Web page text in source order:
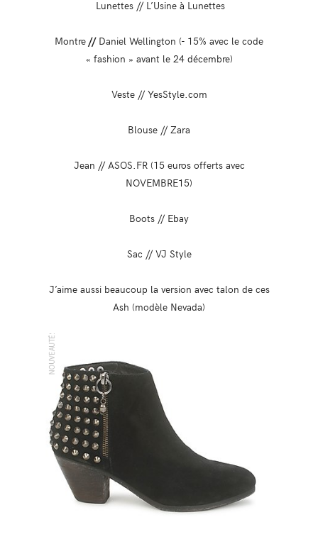
Lunettes // L’Usine à Lunettes
Montre // Daniel Wellington (- 15% avec le code
« fashion » avant le 24 décembre)
Veste // YesStyle.com
Blouse // Zara
Jean // ASOS.FR (15 euros offerts avec
NOVEMBRE15)
Boots // Ebay
Sac // VJ Style
J’aime aussi beaucoup la version avec talon de ces
Ash (modèle Nevada)